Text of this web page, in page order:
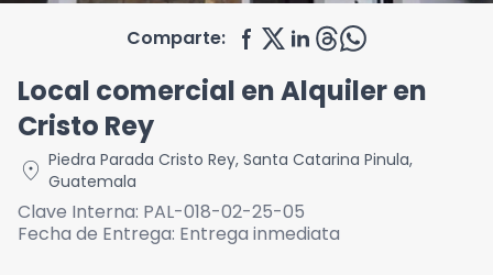
Comparte:
Local comercial en Alquiler en
Cristo Rey
location_on Piedra Parada Cristo Rey, Santa Catarina Pinula,
Guatemala
Clave Interna: PAL-018-02-25-05
Fecha de Entrega: Entrega inmediata